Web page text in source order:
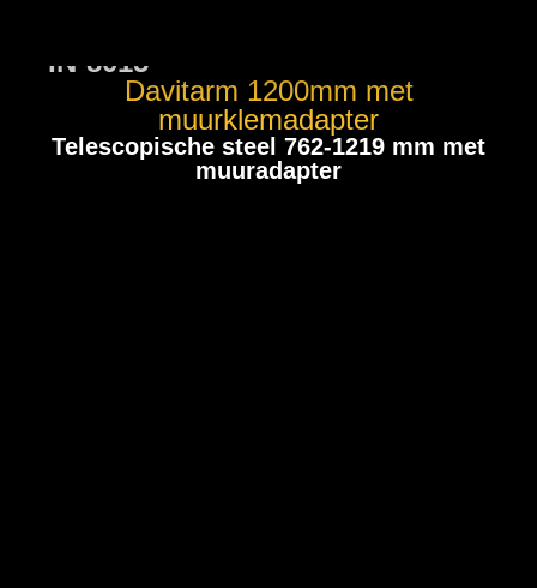
IN-8015
Davitarm 1200mm met
muurklemadapter
Telescopische steel 762-1219 mm met
muuradapter